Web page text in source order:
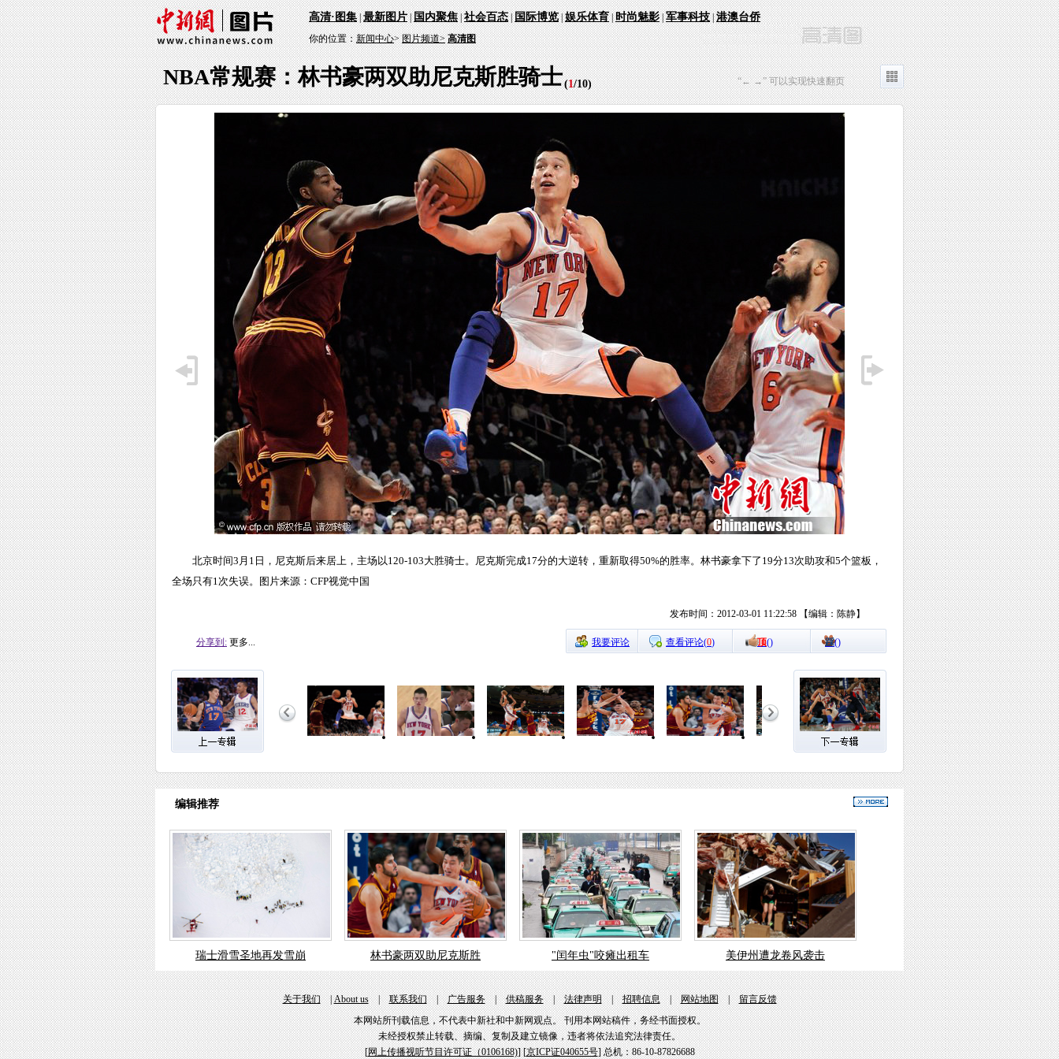
高清·图集|最新图片|国内聚焦|社会百态|国际博览|娱乐体育|时尚魅影|军事科技|港澳台侨
你的位置：新闻中心>图片频道> 高清图
NBA常规赛：林书豪两双助尼克斯胜骑士(1/10) “← →” 可以实现快速翻页
北京时间3月1日，尼克斯后来居上，主场以120-103大胜骑士。尼克斯完成17分的大逆转，重新取得50%的胜率。林书豪拿下了19分13次助攻和5个篮板，
全场只有1次失误。图片来源：CFP视觉中国
发布时间：2012-03-01 11:22:58 【编辑：陈静】
分享到: 更多... 我要评论 查看评论(0) 顶() 踩()
编辑推荐
瑞士滑雪圣地再发雪崩 林书豪两双助尼克斯胜 "闰年虫"咬瘫出租车 美伊州遭龙卷风袭击
关于我们|About us|联系我们|广告服务|供稿服务|法律声明|招聘信息|网站地图|留言反馈
本网站所刊载信息，不代表中新社和中新网观点。 刊用本网站稿件，务经书面授权。
未经授权禁止转载、摘编、复制及建立镜像，违者将依法追究法律责任。
[网上传播视听节目许可证（0106168)] [京ICP证040655号] 总机：86-10-87826688